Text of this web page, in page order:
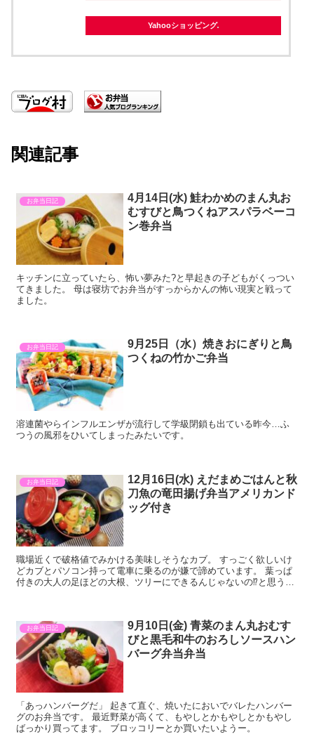
Yahooショッピング
関連記事
お弁当日記
4月14日(水) 鮭わかめのまん丸お
むすびと鳥つくねアスパラベーコ
ン巻弁当
キッチンに立っていたら、怖い夢みた?と早起きの子どもがくっつい
てきました。 母は寝坊でお弁当がすっからかんの怖い現実と戦って
ました。
お弁当日記
9月25日（水）焼きおにぎりと鳥
つくねの竹かご弁当
溶連菌やらインフルエンザが流行して学級閉鎖も出ている昨今…ふ
つうの風邪をひいてしまったみたいです。
お弁当日記
12月16日(水) えだまめごはんと秋
刀魚の竜田揚げ弁当アメリカンド
ッグ付き
職場近くで破格値でみかける美味しそうなカブ。 すっごく欲しいけ
どカブとパソコン持って電車に乗るのが嫌で諦めています。 葉っぱ
付きの大人の足ほどの大根、ツリーにできるんじゃないの⁉︎と思うく
お弁当日記
9月10日(金) 青菜のまん丸おむす
びと黒毛和牛のおろしソースハン
バーグ弁当弁当
「あっハンバーグだ」 起きて直ぐ、焼いたにおいでバレたハンバー
グのお弁当です。 最近野菜が高くて、もやしとかもやしとかもやし
ばっかり買ってます。 ブロッコリーとか買いたいようー。